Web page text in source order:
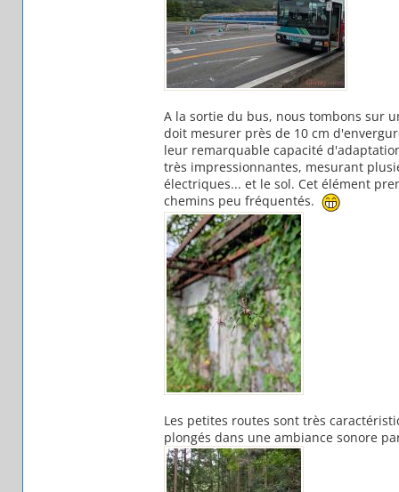
A la sortie du bus, nous tombons sur
doit mesurer près de 10 cm
leur remarquable capacité
très impressionnantes, mesurant
électriques... et le sol. Cet élément
chemins peu fréquentés.
Les petites routes sont très
plongés dans une ambiance sonore